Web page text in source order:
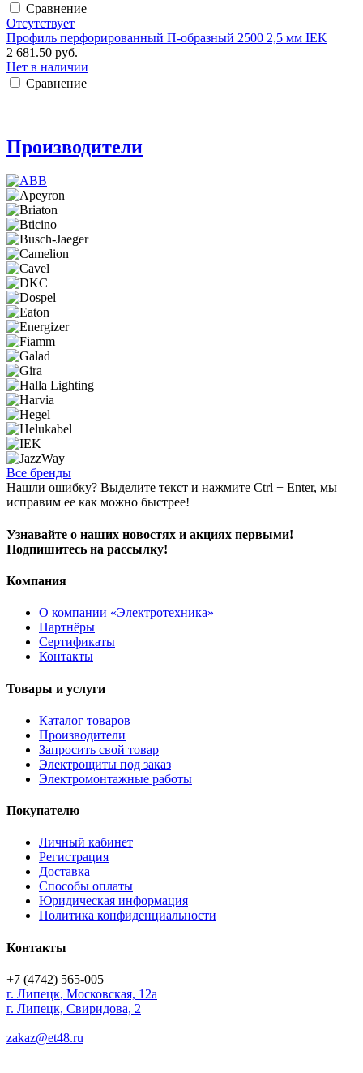
Сравнение
Отсутствует
Профиль перфорированный П-образный 2500 2,5 мм IEK
2 681.50 руб.
Нет в наличии
Сравнение
Производители
Все бренды
Нашли ошибку? Выделите текст и нажмите Ctrl + Enter, мы
исправим ее как можно быстрее!
Узнавайте о наших новостях и акциях первыми!
Подпишитесь на рассылку!
Компания
О компании «Электротехника»
Партнёры
Сертификаты
Контакты
Товары и услуги
Каталог товаров
Производители
Запросить свой товар
Электрощиты под заказ
Электромонтажные работы
Покупателю
Личный кабинет
Регистрация
Доставка
Способы оплаты
Юридическая информация
Политика конфиденциальности
Контакты
+7 (4742) 565-005
г. Липецк, Московская, 12а
г. Липецк, Свиридова, 2
zakaz@et48.ru